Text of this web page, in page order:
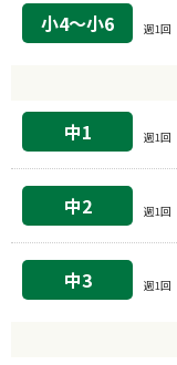
小4〜小6 週1回
中1 週1回
中2 週1回
中3 週1回